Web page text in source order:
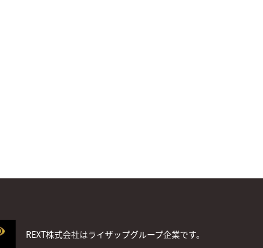
REXT株式会社はライザップグループ企業です。